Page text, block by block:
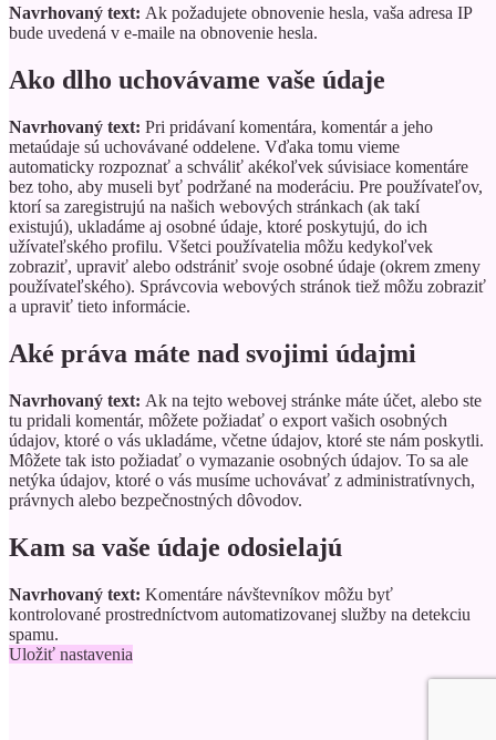
Navrhovaný text: Ak požadujete obnovenie hesla, vaša adresa IP
bude uvedená v e-maile na obnovenie hesla.
Ako dlho uchovávame vaše údaje
Navrhovaný text: Pri pridávaní komentára, komentár a jeho
metaúdaje sú uchovávané oddelene. Vďaka tomu vieme
automaticky rozpoznať a schváliť akékoľvek súvisiace komentáre
bez toho, aby museli byť podržané na moderáciu. Pre používateľov,
ktorí sa zaregistrujú na našich webových stránkach (ak takí
existujú), ukladáme aj osobné údaje, ktoré poskytujú, do ich
užívateľského profilu. Všetci používatelia môžu kedykoľvek
zobraziť, upraviť alebo odstrániť svoje osobné údaje (okrem zmeny
používateľského). Správcovia webových stránok tiež môžu zobraziť
a upraviť tieto informácie.
Aké práva máte nad svojimi údajmi
Navrhovaný text: Ak na tejto webovej stránke máte účet, alebo ste
tu pridali komentár, môžete požiadať o export vašich osobných
údajov, ktoré o vás ukladáme, včetne údajov, ktoré ste nám poskytli.
Môžete tak isto požiadať o vymazanie osobných údajov. To sa ale
netýka údajov, ktoré o vás musíme uchovávať z administratívnych,
právnych alebo bezpečnostných dôvodov.
Kam sa vaše údaje odosielajú
Navrhovaný text: Komentáre návštevníkov môžu byť
kontrolované prostredníctvom automatizovanej služby na detekciu
spamu.
Uložiť nastavenia